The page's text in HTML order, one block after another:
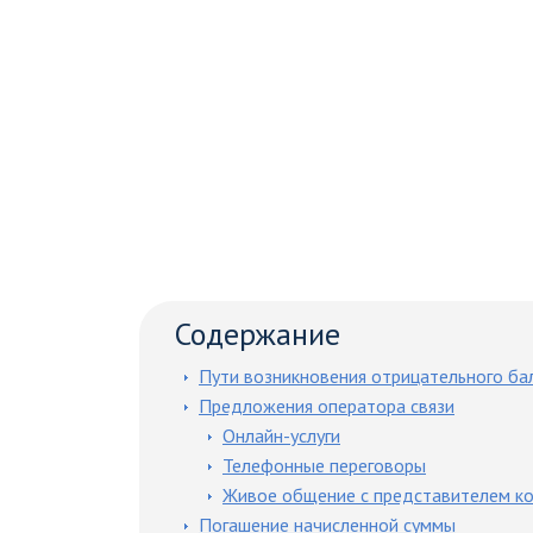
Содержание
Пути возникновения отрицательного
Предложения оператора связи
Онлайн-услуги
Телефонные переговоры
Живое общение с представителем
Погашение начисленной суммы